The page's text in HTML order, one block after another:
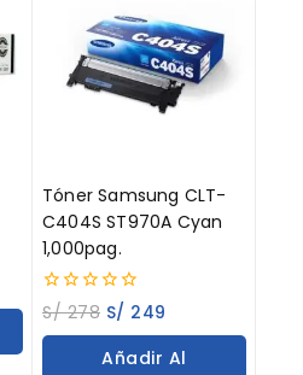
Tóner Samsung CLT-
C404S ST970A Cyan
1,000pag.
0
out
of
S/278 S/ 249
Añadir Al